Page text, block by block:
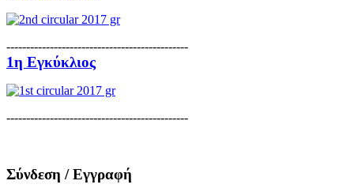
----------------------------------------------
1η Εγκύκλιος
----------------------------------------------
Σύνδεση / Εγγραφή